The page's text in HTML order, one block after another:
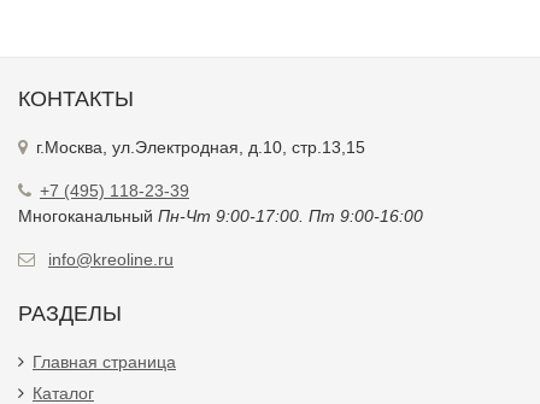
КОНТАКТЫ
г.Москва, ул.Электродная, д.10, стр.13,15
+7 (495) 118-23-39
Многоканальный Пн-Чт 9:00-17:00. Пт 9:00-16:00
info@kreoline.ru
РАЗДЕЛЫ
Главная страница
Каталог